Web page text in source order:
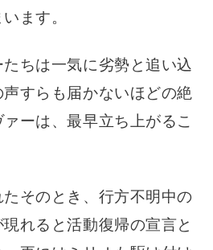
ます。
ちは一気に劣勢と追い込
すらも届かないほどの絶
ーは、最早立ち上がるこ
そのとき、行方不明中の
れると活動復帰の宣言と